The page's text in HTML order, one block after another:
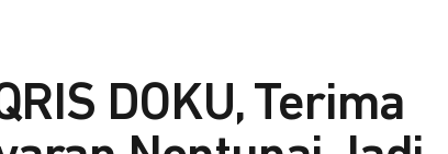
DOKU, Terima